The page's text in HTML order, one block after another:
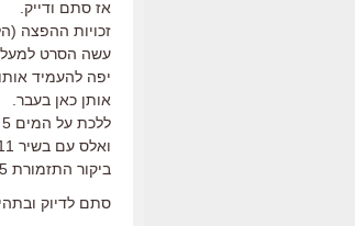
אז סתם ודייק.
זכויות ההפצה
אותן כאן בעבר.
ללכת על המים 5
ואלס עם בשיר 11
ביקור התזמורת 15
סתם לדיוק